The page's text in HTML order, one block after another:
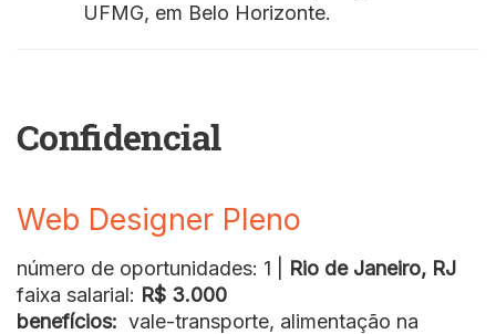
UFMG, em Belo Horizonte.
Web Designer Pleno
número de oportunidades: 1 | Rio de Janeiro, RJ
faixa salarial: R$ 3.000
benefícios: vale-transporte, alimentação na